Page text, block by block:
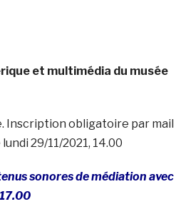
et multimédia du musée
Inscription obligatoire par mail
29/11/2021, 14.00
sonores de médiation avec